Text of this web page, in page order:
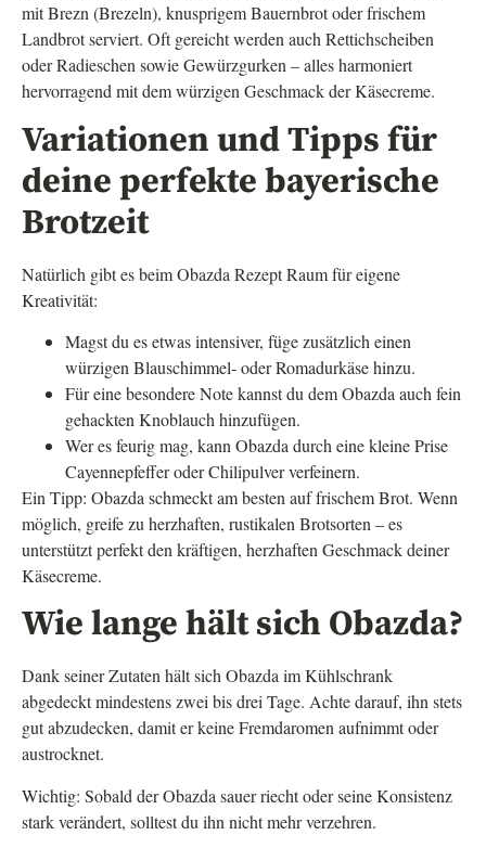
mit Brezn (Brezeln), knusprigem Bauernbrot oder frischem
Landbrot serviert. Oft gereicht werden auch Rettichscheiben
oder Radieschen sowie Gewürzgurken – alles harmoniert
hervorragend mit dem würzigen Geschmack der Käsecreme.
Variationen und Tipps für
deine perfekte bayerische
Brotzeit
Natürlich gibt es beim Obazda Rezept Raum für eigene
Kreativität:
Magst du es etwas intensiver, füge zusätzlich einen
würzigen Blauschimmel- oder Romadurkäse hinzu.
Für eine besondere Note kannst du dem Obazda auch fein
gehackten Knoblauch hinzufügen.
Wer es feurig mag, kann Obazda durch eine kleine Prise
Cayennepfeffer oder Chilipulver verfeinern.
Ein Tipp: Obazda schmeckt am besten auf frischem Brot. Wenn
möglich, greife zu herzhaften, rustikalen Brotsorten – es
unterstützt perfekt den kräftigen, herzhaften Geschmack deiner
Käsecreme.
Wie lange hält sich Obazda?
Dank seiner Zutaten hält sich Obazda im Kühlschrank
abgedeckt mindestens zwei bis drei Tage. Achte darauf, ihn stets
gut abzudecken, damit er keine Fremdaromen aufnimmt oder
austrocknet.
Wichtig: Sobald der Obazda sauer riecht oder seine Konsistenz
stark verändert, solltest du ihn nicht mehr verzehren.